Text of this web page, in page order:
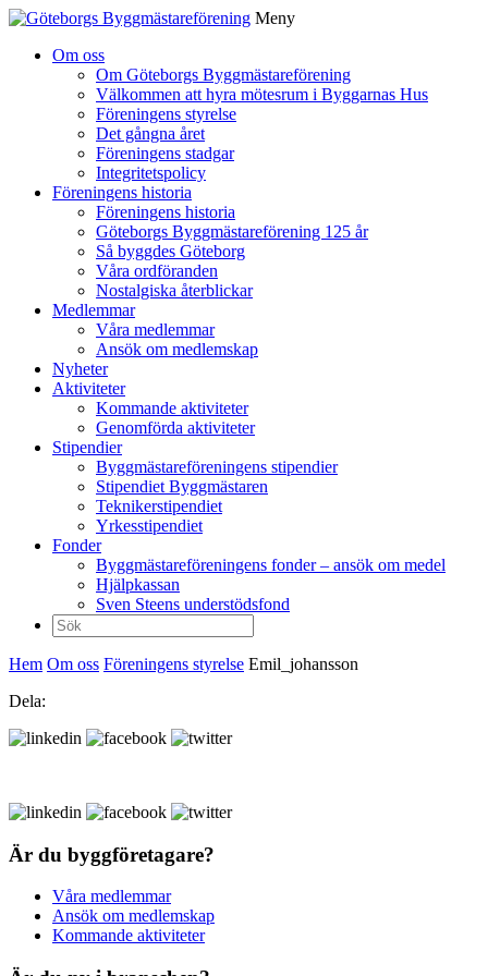
Meny
Om oss
Om Göteborgs Byggmästareförening
Välkommen att hyra mötesrum i Byggarnas Hus
Föreningens styrelse
Det gångna året
Föreningens stadgar
Integritetspolicy
Föreningens historia
Föreningens historia
Göteborgs Byggmästareförening 125 år
Så byggdes Göteborg
Våra ordföranden
Nostalgiska återblickar
Medlemmar
Våra medlemmar
Ansök om medlemskap
Nyheter
Aktiviteter
Kommande aktiviteter
Genomförda aktiviteter
Stipendier
Byggmästareföreningens stipendier
Stipendiet Byggmästaren
Teknikerstipendiet
Yrkesstipendiet
Fonder
Byggmästareföreningens fonder – ansök om medel
Hjälpkassan
Sven Steens understödsfond
Sök
efter:
Hem Om oss Föreningens styrelse Emil_johansson
Dela:
Är du byggföretagare?
Våra medlemmar
Ansök om medlemskap
Kommande aktiviteter